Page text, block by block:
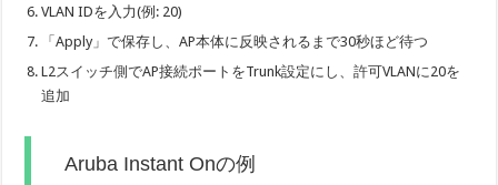
VLAN IDを入力(例: 20)
「Apply」で保存し、AP本体に反映されるまで30秒ほど待つ
L2スイッチ側でAP接続ポートをTrunk設定にし、許可VLANに20を
追加
Aruba Instant Onの例